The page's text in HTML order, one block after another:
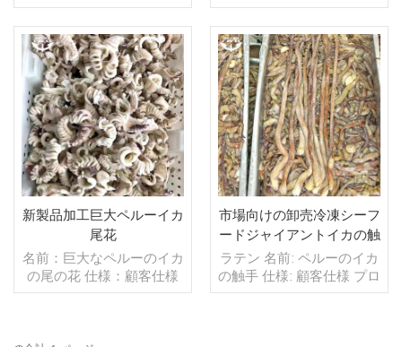
ロセス：カット グレージ
ング：BQF 40％（カスタ
マイズ可能） 包装：1kg/
バッグ,10kg /織りバッグ
（カスタマイズ可能） 販
売モデル：卸売/輸出 min .
注文：20フィートコンテ
ナ/40フィートコンテナ 支
払い：TT/С確認された取
消不能のLCを一目で 発
送：入金確認後20日以内
起源：中国 ブランド：fu
wang hang
続きを読む
客仕様 プロセス：カット
グレージング：BQF 40％
（カスタマイズ可能） 包
装：1kg/バッグ,10kg /織
りバッグ（カスタマイズ可
能） 販売モデル：卸売/輸
出 min .注文：20フィート
コンテナ/40フィートコン
テナ 支払い：TT/С確認さ
れた取消不能のLCを一目
で 発送：入金確認後20日
以内 起源：中国 ブラン
ド：fu wan hang
続きを読む
新製品加工巨大ペルーイカ
尾花
名前：巨大なペルーのイカ
の尾の花 仕様：顧客仕様
プロセス：ボイルド,カッ
市場向けの卸売冷凍シーフ
ードジャイアントイカの触
手
ラテン 名前: ペルーのイカ
の触手 仕様: 顧客仕様 プロ
セス: カット 釉薬: BQF